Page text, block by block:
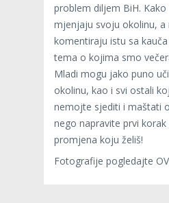
problem diljem BiH.
mjenjaju svoju okolinu, a
komentiraju istu sa
tema o kojima smo
Mladi mogu jako puno
okolinu, kao i svi ostali
nemojte sjediti i maštati
nego napravite prvi
promjena koju želiš!
Fotografije pogledajte